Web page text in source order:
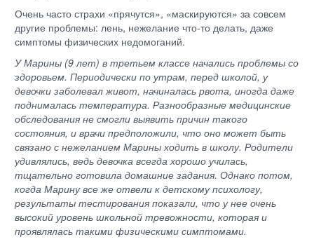
Очень часто страхи «прячутся», «маскируются» за совсем
другие проблемы: лень, нежелание что-то делать, даже
симптомы физических недомоганий.
У Марины (9 лет) в третьем классе начались проблемы со
здоровьем. Периодически по утрам, перед школой, у
девочки заболевал живот, начиналась рвота, иногда даже
поднималась температура. Разнообразные медицинские
обследования не смогли выявить причин такого
состояния, и врачи предположили, что оно может быть
связано с нежеланием Марины ходить в школу. Родители
удивлялись, ведь девочка всегда хорошо училась,
тщательно готовила домашние задания. Однако потом,
когда Марину все же отвели к детскому психологу,
результаты тестирования показали, что у нее очень
высокий уровень школьной тревожности, которая и
проявлялась такими физическими симптомами.